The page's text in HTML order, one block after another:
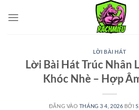
qua
LỜI BÀI HÁT
Lời Bài Hát Trúc Nhân
Khóc Nhè – Hợp
ĐĂNG VÀO THÁNG 3 4, 2026 BỞI